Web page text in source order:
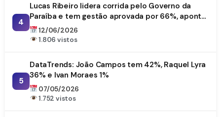
4
Lucas Ribeiro lidera corrida pelo Governo da
Paraíba e tem gestão aprovada por 66%, aponta
DataTrends
12/06/2026
1.806 vistos
5
DataTrends: João Campos tem 42%, Raquel Lyra
36% e Ivan Moraes 1%
07/05/2026
1.752 vistos